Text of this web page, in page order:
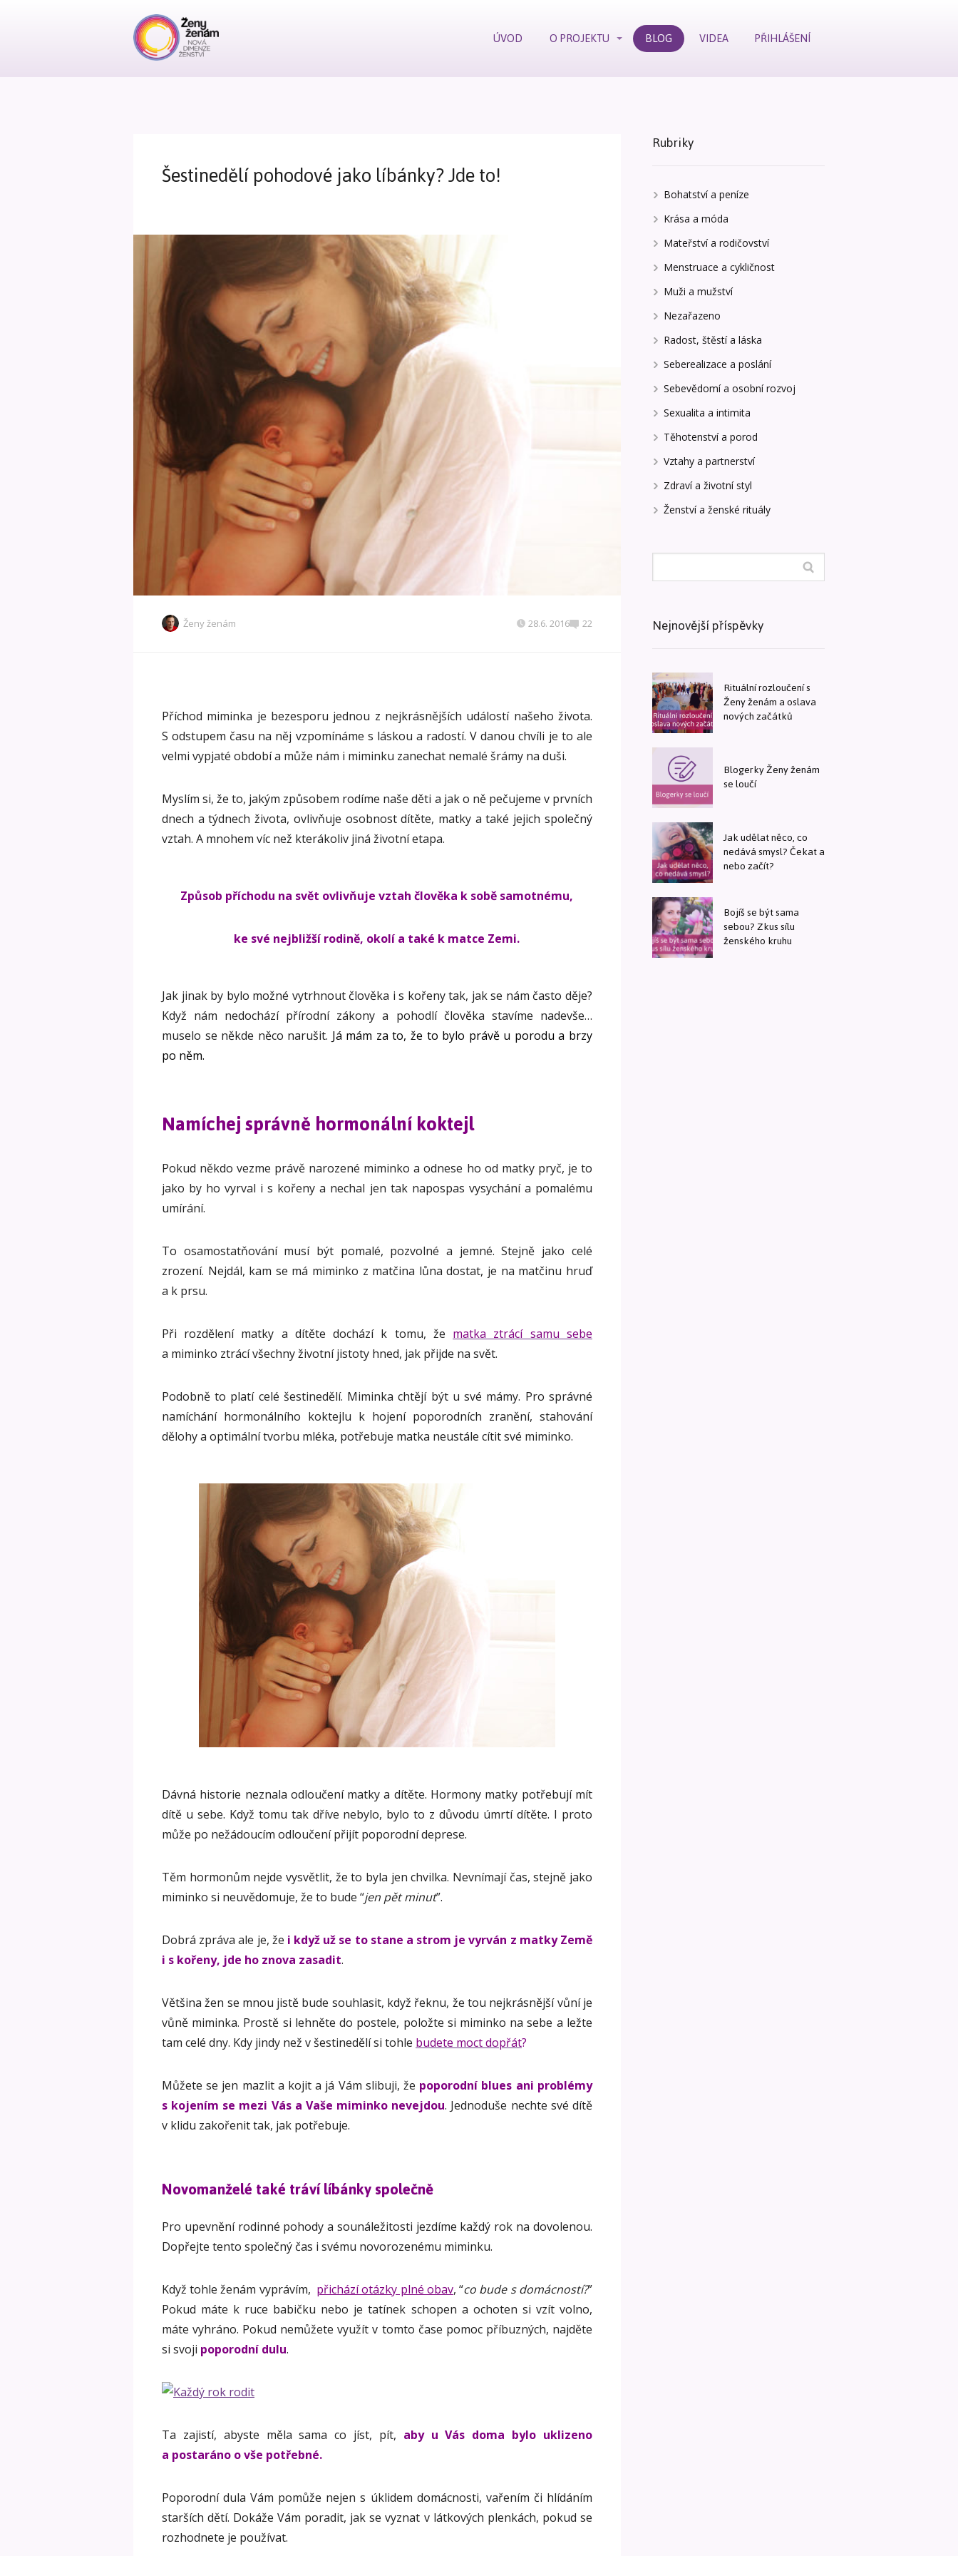
ÚVOD O PROJEKTU BLOG VIDEA PŘIHLÁŠENÍ
Šestinedělí pohodové jako líbánky? Jde to!
Ženy ženám 28.6. 2016 22
Příchod miminka je bezesporu jednou z nejkrásnějších událostí našeho života.
S odstupem času na něj vzpomínáme s láskou a radostí.V danou chvíli je to ale
velmi vypjaté období a může nám i miminku zanechat nemalé šrámy na duši.
Myslím si, že to, jakým způsobem rodíme naše děti a jak o ně pečujeme v prvních
dnech a týdnech života, ovlivňuje osobnost dítěte, matky a také jejich společný
vztah. A mnohem víc než kterákoliv jiná životní etapa.
Způsob příchodu na svět ovlivňuje vztah člověka k sobě samotnému,
ke své nejbližší rodině, okolí a také k matce Zemi.
Jak jinak by bylo možné vytrhnout člověka i s kořeny tak, jak se nám často děje?
Když nám nedochází přírodní zákony a pohodlí člověka stavíme nadevše…
muselo se někde něco narušit. Já mám za to, že to bylo právě u porodu a brzy
po něm.
Namíchej správně hormonální koktejl
Pokud někdo vezme právě narozené miminko a odnese ho od matky pryč, je to
jako by ho vyrval i s kořeny a nechal jen tak napospas vysychání a pomalému
umírání.
To osamostatňování musí být pomalé, pozvolné a jemné. Stejně jako celé
zrození. Nejdál, kam se má miminko z matčina lůna dostat, je na matčinu hruď
a k prsu.
Při rozdělení matky a dítěte dochází k tomu, že matka ztrácí samu sebe
a miminko ztrácí všechny životní jistoty hned, jak přijde na svět.
Podobně to platí celé šestinedělí. Miminka chtějí být u své mámy. Pro správné
namíchání hormonálního koktejlu k hojení poporodních zranění, stahování
dělohy a optimální tvorbu mléka, potřebuje matka neustále cítit své miminko.
Dávná historie neznala odloučení matky a dítěte. Hormony matky potřebují mít
dítě u sebe. Když tomu tak dříve nebylo, bylo to z důvodu úmrtí dítěte. I proto
může po nežádoucím odloučení přijít poporodní deprese.
Těm hormonům nejde vysvětlit, že to byla jen chvilka. Nevnímají čas, stejně jako
miminko si neuvědomuje, že to bude “jen pět minut”.
Dobrá zpráva ale je, že i když už se to stane a strom je vyrván z matky Země
i s kořeny, jde ho znova zasadit.
Většina žen se mnou jistě bude souhlasit, když řeknu, že tou nejkrásnější vůní je
vůně miminka. Prostě si lehněte do postele, položte si miminko na sebe a ležte
tam celé dny. Kdy jindy než v šestinedělí si tohle budete moct dopřát?
Můžete se jen mazlit a kojit a já Vám slibuji, že poporodní blues ani problémy
s kojením se mezi Vás a Vaše miminko nevejdou. Jednoduše nechte své dítě
v klidu zakořenit tak, jak potřebuje.
Novomanželé také tráví líbánky společně
Pro upevnění rodinné pohody a sounáležitosti jezdíme každý rok na dovolenou.
Dopřejte tento společný čas i svému novorozenému miminku.
Když tohle ženám vyprávím, přichází otázky plné obav, “co bude s domácností?”
Pokud máte k ruce babičku nebo je tatínek schopen a ochoten si vzít volno,
máte vyhráno. Pokud nemůžete využít v tomto čase pomoc příbuzných, najděte
si svoji poporodní dulu.
Ta zajistí, abyste měla sama co jíst, pít, aby u Vás doma bylo uklizeno
a postaráno o vše potřebné.
Poporodní dula Vám pomůže nejen s úklidem domácnosti, vařením či hlídáním
starších dětí. Dokáže Vám poradit, jak se vyznat v látkových plenkách, pokud se
rozhodnete je používat.
Rubriky
Bohatství a peníze
Krása a móda
Mateřství a rodičovství
Menstruace a cykličnost
Muži a mužství
Nezařazeno
Radost, štěstí a láska
Seberealizace a poslání
Sebevědomí a osobní rozvoj
Sexualita a intimita
Těhotenství a porod
Vztahy a partnerství
Zdraví a životní styl
Ženství a ženské rituály
Nejnovější příspěvky
Rituální rozloučení s
Ženy ženám a oslava
nových začátků
Blogerky Ženy ženám
se loučí
Jak udělat něco, co
nedává smysl? Čekat a
nebo začít?
Bojíš se být sama
sebou? Zkus sílu
ženského kruhu